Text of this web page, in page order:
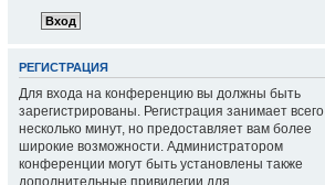
РЕГИСТРАЦИЯ
Для входа на конференцию вы должны быть
зарегистрированы. Регистрация занимает всего
несколько минут, но предоставляет вам более
широкие возможности. Администратором
конференции могут быть установлены также
дополнительные привилегии для